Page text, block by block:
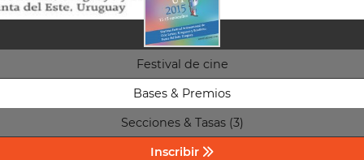
Festival de cine
Bases & Premios
Secciones & Tasas (3)
Inscribir